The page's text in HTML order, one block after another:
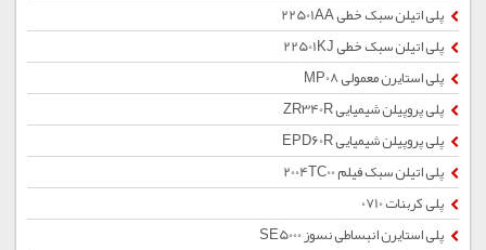
پلی اتیلن سبک خطی 22501AA
پلی اتیلن سبک خطی 22501KJ
پلی استایرن معمولی MP08
پلی پروپیلن شیمیایی ZR340R
پلی پروپیلن شیمیایی EPD60R
پلی اتیلن سبک فیلم 2004TC00
پلی کربنات 0710
پلی استایرن انبساطی نسوز SE5000